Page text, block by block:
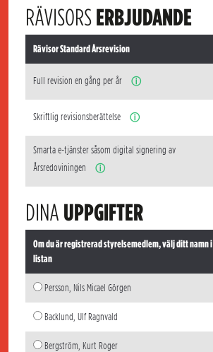
RÄVISORSERBJUDANDE
Rävisor Standard Årsrevision
Full revision en gång per år ⓘ
Skriftlig revisionsberättelse ⓘ
Smarta e-tjänster såsom digital signering av
Årsredoviningen
ⓘ
DINA UPPGIFTER
Om du är registrerad styrelsemedlem, välj ditt namn i
listan
Persson, Nils Micael Görgen
Backlund, Ulf Ragnvald
Bergström, Kurt Roger